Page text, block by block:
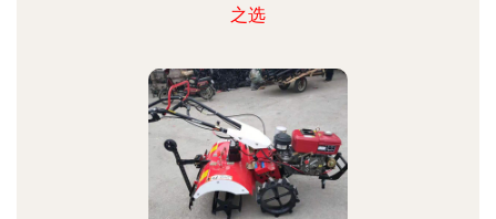
之选